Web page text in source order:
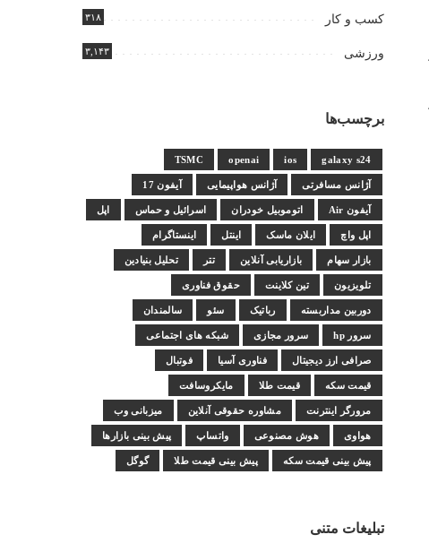
کسب و کار ۳۱۸
ورزشی ۳,۱۴۳
برچسب‌ها
galaxy s24
ios
openai
TSMC
آژانس مسافرتی آژانس هواپیمایی آیفون 17
آیفون Air اتوموبیل خودران اسرائیل و حماس اپل
اپل واچ ایلان ماسک اینتل اینستاگرام
بازار سهام بازاریابی آنلاین تتر تحلیل بنیادین
تلویزیون تین کلاینت حقوق فناوری
دوربین مداربسته رباتیک سئو سالمندان
سرور hp سرور مجازی شبکه های اجتماعی
صرافی ارز دیجیتال فناوری آسیا فوتبال
قیمت سکه قیمت طلا مایکروسافت
مرورگر اینترنت مشاوره حقوقی آنلاین میزبانی وب
هواوی هوش مصنوعی واتساپ پیش بینی بازارها
پیش بینی قیمت سکه پیش بینی قیمت طلا گوگل
تبلیغات متنی